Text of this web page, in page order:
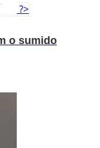
?>
o sumido